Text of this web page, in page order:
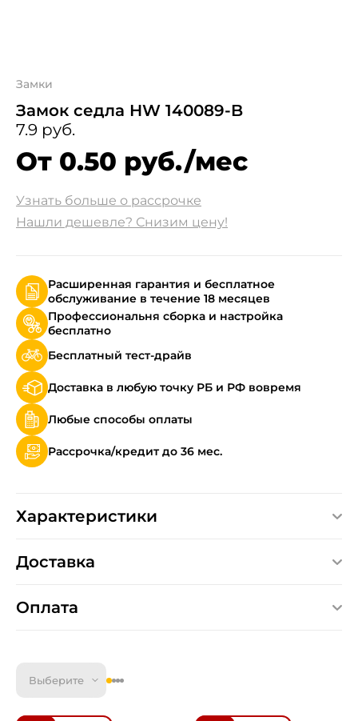
Замки
Замок седла HW 140089-B
7.9 руб.
От 0.50 руб./мес
Узнать больше о рассрочке
Нашли дешевле? Снизим цену!
Расширенная гарантия и бесплатное
обслуживание в течение 18 месяцев
Профессиональня сборка и настройка
бесплатно
Бесплатный тест-драйв
Доставка в любую точку РБ и РФ вовремя
Любые способы оплаты
Рассрочка/кредит до 36 мес.
Характеристики
Доставка
Оплата
Выберите